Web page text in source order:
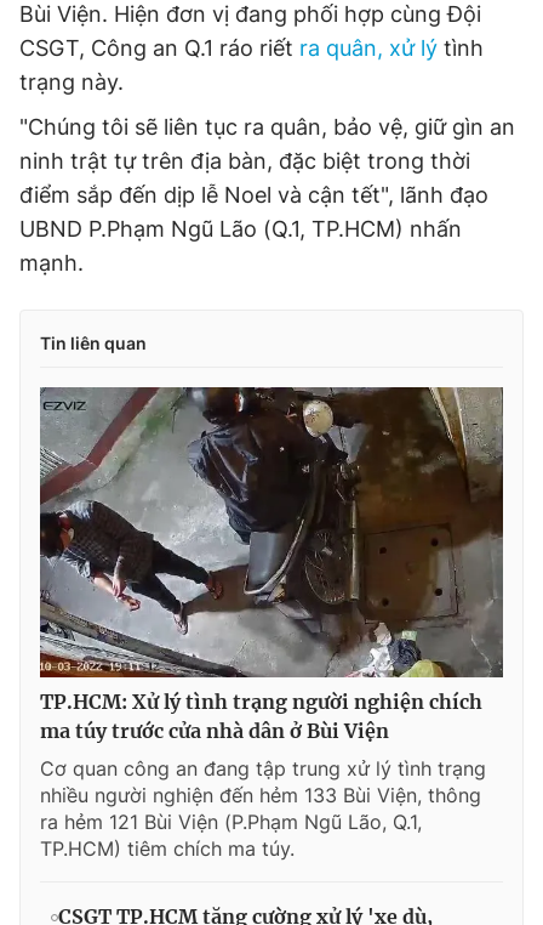
Bùi Viện. Hiện đơn vị đang phối hợp cùng Đội
CSGT, Công an Q.1 ráo riết ra quân, xử lý tình
trạng này.
"Chúng tôi sẽ liên tục ra quân, bảo vệ, giữ gìn an
ninh trật tự trên địa bàn, đặc biệt trong thời
điểm sắp đến dịp lễ Noel và cận tết", lãnh đạo
UBND P.Phạm Ngũ Lão (Q.1, TP.HCM) nhấn
mạnh.
Tin liên quan
TP.HCM: Xử lý tình trạng người nghiện chích
ma túy trước cửa nhà dân ở Bùi Viện
Cơ quan công an đang tập trung xử lý tình trạng
nhiều người nghiện đến hẻm 133 Bùi Viện, thông
ra hẻm 121 Bùi Viện (P.Phạm Ngũ Lão, Q.1,
TP.HCM) tiêm chích ma túy.
CSGT TP.HCM tăng cường xử lý 'xe dù,